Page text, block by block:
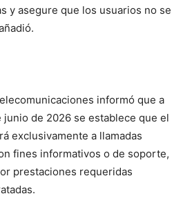
y asegure que los usuarios no se
informó que a
de 2026 se establece que el
exclusivamente a llamadas
fines informativos o de soporte,
prestaciones requeridas